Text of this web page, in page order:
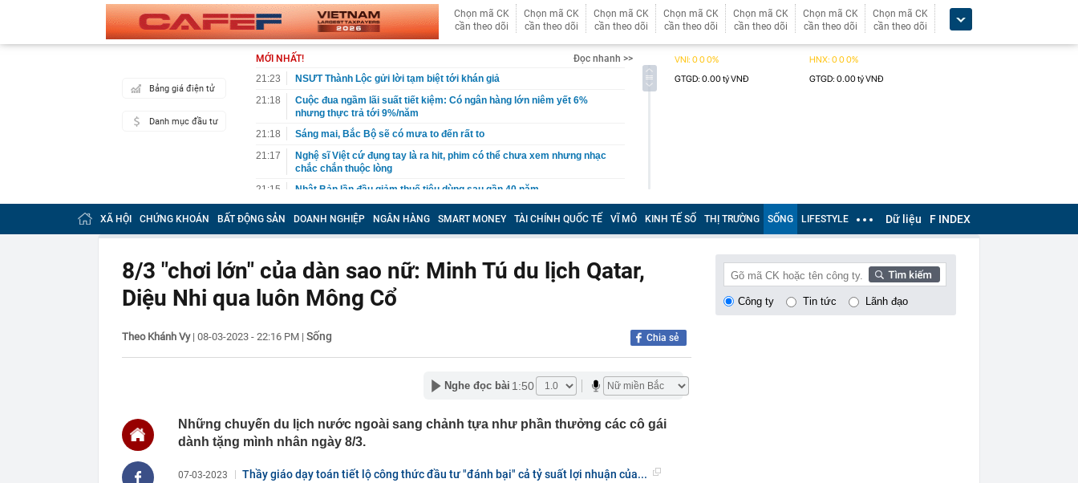
Chọn mã CK
cần theo dõi
Chọn mã CK
cần theo dõi
Chọn mã CK
cần theo dõi
Chọn mã CK
cần theo dõi
Chọn mã CK
cần theo dõi
Chọn mã CK
cần theo dõi
Chọn mã CK
cần theo dõi
Bảng giá điện tử
Danh mục đầu tư
MỚI NHẤT!
Đọc nhanh >>
21:23
NSƯT Thành Lộc gửi lời tạm biệt tới khán giả
21:18
Cuộc đua ngầm lãi suất tiết kiệm: Có ngân hàng lớn niêm yết 6%
nhưng thực trả tới 9%/năm
21:18
Sáng mai, Bắc Bộ sẽ có mưa to đến rất to
21:17
Nghệ sĩ Việt cứ đụng tay là ra hit, phim có thể chưa xem nhưng nhạc
chắc chắn thuộc lòng
21:15
Nhật Bản lần đầu giảm thuế tiêu dùng sau gần 40 năm
21:09
Vết nứt trên tường: Khi nào "xem nhẹ", khi nào cần gọi kỹ sư - Thợ lâu
năm tiết lộ điều gia chủ nên để ý
21:04
Vì sao nhiều gia đình không còn đặt bồn rửa trong phòng tắm? Hóa ra
đây mới là xu hướng đang được ưa chuộng
Nhiều ngày trước, kịp thời xử lý 1 đối tượng tại sân bay Nội Bài, phạt
Nơi “đại kỵ” khi đặt WiFi, nhiều người để sai chỗ mà không biết
20:40
Ukraine hé lộ về chiến dịch 40 ngày tấn công sâu vào lãnh thổ Nga
20:40
Đây là số tiền cần chi hàng năm nếu muốn vào học cùng trường con
20:39
Công bố Car Choice Awards 2026: Mở rộng vinh danh cả con người,
XÃ HỘI CHỨNG KHOÁN BẤT ĐỘNG SẢN DOANH NGHIỆP NGÂN HÀNG SMART MONEY TÀI CHÍNH QUỐC TẾ VĨ MÔ KINH TẾ SỐ THỊ TRƯỜNG SỐNG LIFESTYLE Dữ liệu F INDEX
8/3 "chơi lớn" của dàn sao nữ: Minh Tú du lịch Qatar,
Diệu Nhi qua luôn Mông Cổ
Theo Khánh Vy| 08-03-2023 - 22:16 PM | Sống Chia sẻ
Nghe đọc bài 1:50
Những chuyến du lịch nước ngoài sang chảnh tựa như phần thưởng các cô gái
dành tặng mình nhân ngày 8/3.
07-03-2023 Thầy giáo dạy toán tiết lộ công thức đầu tư "đánh bại" cả tỷ suất lợi nhuận của...
Công ty Tin tức Lãnh đạo